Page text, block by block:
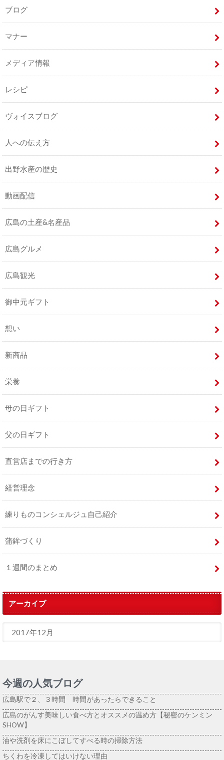
ブログ
マナー
メディア情報
レシピ
ヴォイスブログ
人への伝え方
出野水産の歴史
動画配信
広島の土産&名産品
広島グルメ
広島観光
御中元ギフト
想い
新商品
栄養
母の日ギフト
父の日ギフト
直営店までの行き方
経営理念
練りものコンシェルジュ自己紹介
蒲鉾づくり
１週間のまとめ
アーカイブ
今週の人気ブログ
広島駅で２、３時間 時間があったらできること
広島のがんす美味しい食べ方とオススメの温め方【秘密のケンミン
SHOW】
油や洗剤を床にこぼしてすべる時の掃除方法
ちくわを冷凍してはいけない理由